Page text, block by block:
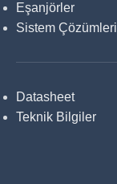
Eşanjörler
Sistem Çözümleri
Datasheet
Teknik Bilgiler